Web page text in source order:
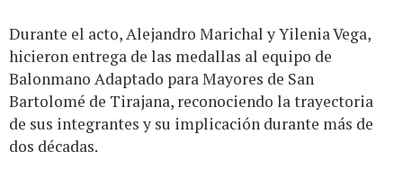
Durante el acto, Alejandro Marichal y Yilenia Vega,
hicieron entrega de las medallas al equipo de
Balonmano Adaptado para Mayores de San
Bartolomé de Tirajana, reconociendo la trayectoria
de sus integrantes y su implicación durante más de
dos décadas.